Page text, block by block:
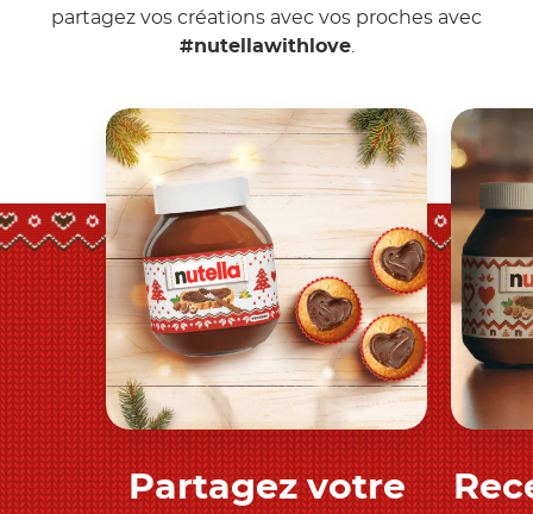
partagez vos créations avec vos proches avec
#nutellawithlove.
Découvrez
Partagez votre